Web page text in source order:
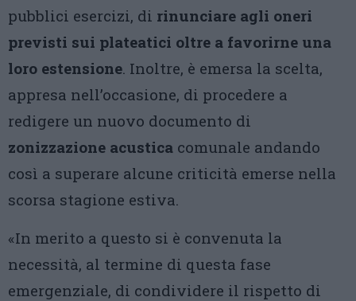
pubblici esercizi, di rinunciare agli oneri
previsti sui plateatici oltre a favorirne una
loro estensione. Inoltre, è emersa la scelta,
appresa nell’occasione, di procedere a
redigere un nuovo documento di
zonizzazione acustica comunale andando
così a superare alcune criticità emerse nella
scorsa stagione estiva.
«In merito a questo si è convenuta la
necessità, al termine di questa fase
emergenziale, di condividere il rispetto di